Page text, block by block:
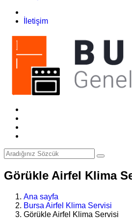
İletişim
Görükle Airfel Klima
Ana sayfa
Bursa Airfel Klima Servisi
Görükle Airfel Klima Servisi